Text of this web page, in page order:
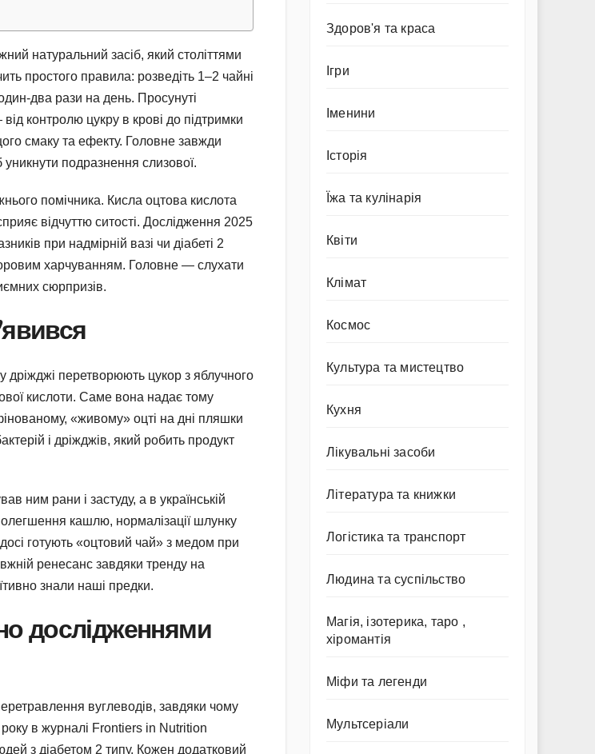
натуральний засіб, який століттями
простого правила: розведіть 1–2 чайні
два рази на день. Просунуті
контролю цукру в крові до підтримки
смаку та ефекту. Головне завжди
подразнення слизової.
помічника. Кисла оцтова кислота
відчуттю ситості. Дослідження 2025
при надмірній вазі чи діабеті 2
харчуванням. Головне — слухати
сюрпризів.
перетворюють цукор з яблучного
кислоти. Саме вона надає тому
«живому» оцті на дні пляшки
і дріжджів, який робить продукт
ним рани і застуду, а в українській
кашлю, нормалізації шлунку
досі готують «оцтовий чай» з медом при
ренесанс завдяки тренду на
знали наші предки.
дослідженнями
вуглеводів, завдяки чому
року в журналі Frontiers in Nutrition
з діабетом 2 типу. Кожен додатковий
Здоров'я та краса
Ігри
Іменини
Історія
Їжа та кулінарія
Квіти
Клімат
Космос
Культура та мистецтво
Кухня
Лікувальні засоби
Література та книжки
Логістика та транспорт
Людина та суспільство
Магія, ізотерика, таро ,
хіромантія
Міфи та легенди
Мультсеріали